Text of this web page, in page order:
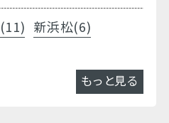
新浜松(6)
もっと見る